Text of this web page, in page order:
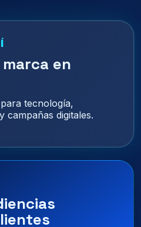
en
tecnología,
campañas digitales.